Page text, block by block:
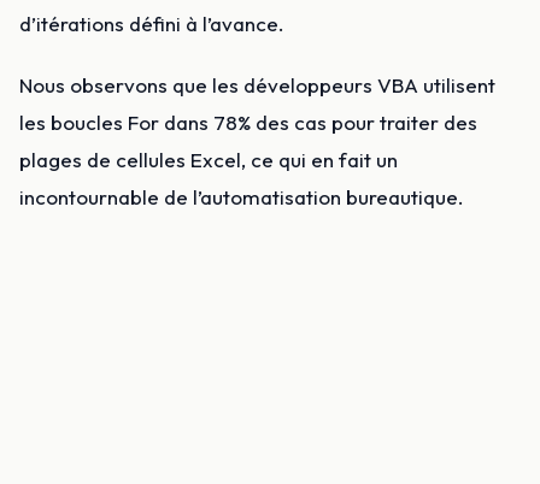
d’itérations défini à l’avance.
Nous observons que les développeurs VBA utilisent
les boucles For dans 78% des cas pour traiter des
plages de cellules Excel, ce qui en fait un
incontournable de l’automatisation bureautique.